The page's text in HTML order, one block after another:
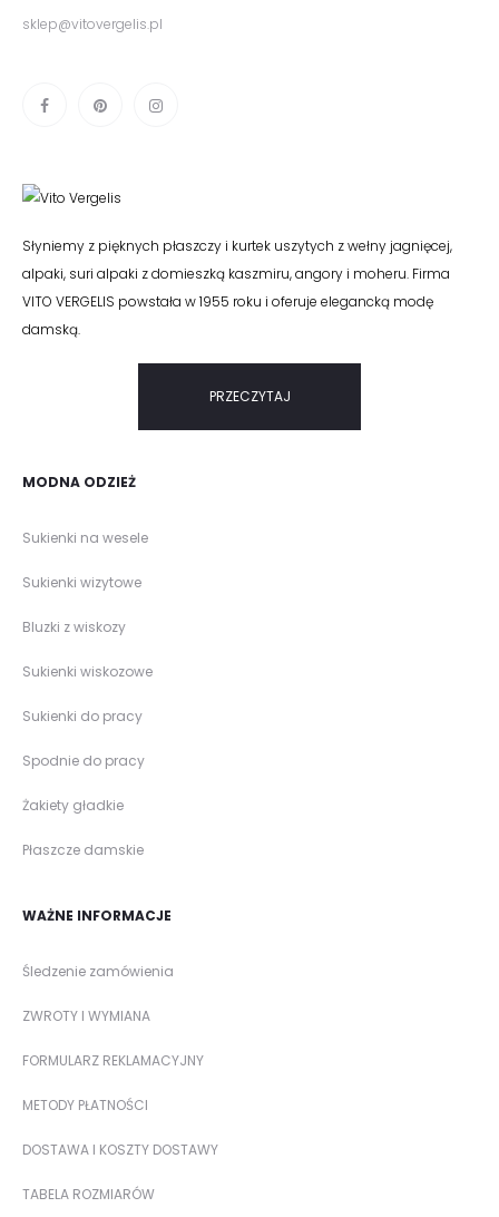
sklep@vitovergelis.pl
Słyniemy z pięknych płaszczy i kurtek uszytych z wełny jagnięcej,
alpaki, suri alpaki z domieszką kaszmiru, angory i moheru. Firma
VITO VERGELIS powstała w 1955 roku i oferuje elegancką modę
damską.
PRZECZYTAJ
MODNA ODZIEŻ
Sukienki na wesele
Sukienki wizytowe
Bluzki z wiskozy
Sukienki wiskozowe
Sukienki do pracy
Spodnie do pracy
Żakiety gładkie
Płaszcze damskie
WAŻNE INFORMACJE
Śledzenie zamówienia
ZWROTY I WYMIANA
FORMULARZ REKLAMACYJNY
METODY PŁATNOŚCI
DOSTAWA I KOSZTY DOSTAWY
TABELA ROZMIARÓW